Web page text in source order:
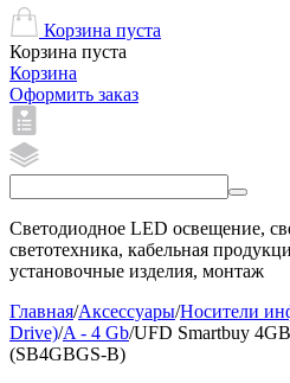
Корзина пуста
Корзина пуста
Корзина
Оформить заказ
Светодиодное LED освещение,
светотехника, кабельная
установочные изделия, монтаж
Главная/Аксессуары/Носители
Drive)/A - 4 Gb/UFD Smartbuy
(SB4GBGS-B)